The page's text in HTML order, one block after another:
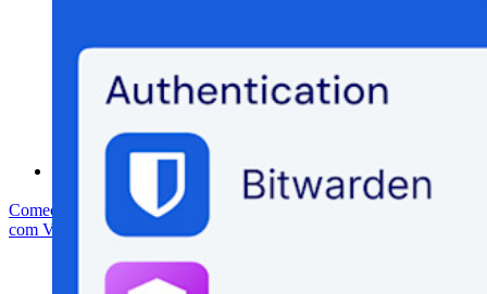
Central de ajuda
Serviços empresariais
Comece gratuitamenteComece gratuitamente
com Vendas
Entrar